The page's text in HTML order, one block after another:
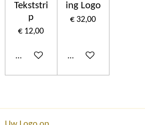
Tekststri
p
€ 12,00
In winkelwagen
ing Logo
€ 32,00
In winkelwagen